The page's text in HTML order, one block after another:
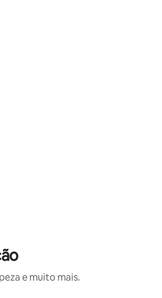
e muito mais.